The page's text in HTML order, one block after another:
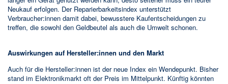
Neukauf erfolgen. Der Reparierbarkeitsindex unterstützt
Verbraucher:innen damit dabei, bewusstere Kaufentscheidungen zu
treffen, die sowohl den Geldbeutel als auch die Umwelt schonen.
Auswirkungen auf Hersteller:innen und den Markt
Auch für die Hersteller:innen ist der neue Index ein Wendepunkt. Bisher
stand im Elektronikmarkt oft der Preis im Mittelpunkt. Künftig könnten